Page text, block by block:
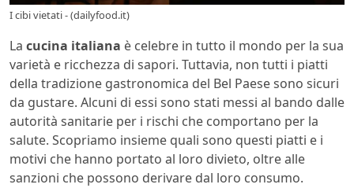
I cibi vietati - (dailyfood.it)
La cucina italiana è celebre in tutto il mondo per la sua
varietà e ricchezza di sapori. Tuttavia, non tutti i piatti
della tradizione gastronomica del Bel Paese sono sicuri
da gustare. Alcuni di essi sono stati messi al bando dalle
autorità sanitarie per i rischi che comportano per la
salute. Scopriamo insieme quali sono questi piatti e i
motivi che hanno portato al loro divieto, oltre alle
sanzioni che possono derivare dal loro consumo.